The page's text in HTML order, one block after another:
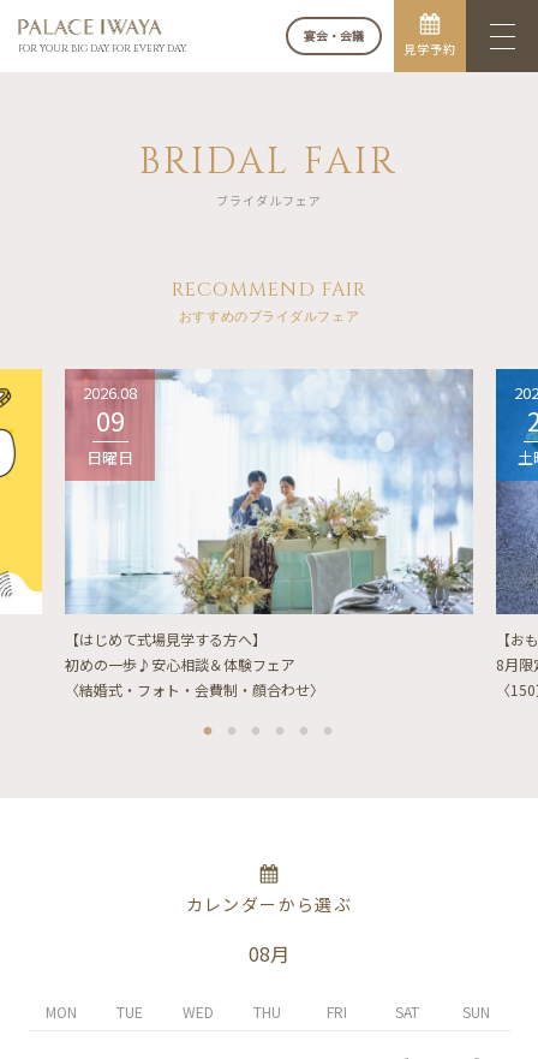
FOR YOUR BIG DAY. FOR EVERY DAY.
宴会・会議
見学予約
BRIDAL FAIR
ブライダルフェア
RECOMMEND FAIR
おすすめのブライダルフェア
2026.08
09
日曜日
【はじめて式場見学する方へ】
初めの一歩♪安心相談＆体験フェア
〈結婚式・フォト・会費制・顔合わせ〉
土
【お
8月限
〈
カレンダーから選ぶ
08月
MON TUE WED THU FRI SAT SUN